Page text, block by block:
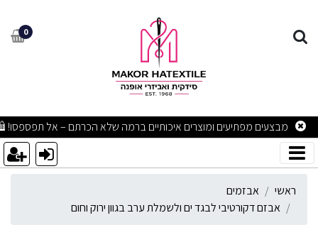
אבזם דקורטיבי לבגד ים 0
מבצעים מפתיעים ומוצרים איכותיים ברמה שלא הכרתם – אל
ראשי
אבזמים
אבזם דקורטיבי לבגד ים ולשמלת ערב בגוון ירוק וחום